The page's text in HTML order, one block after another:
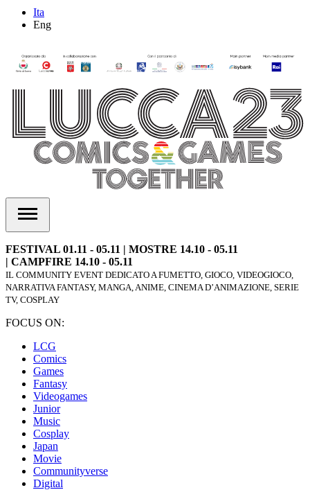
Ita
Eng
FESTIVAL 01.11 - 05.11 | MOSTRE 14.10 - 05.11
| CAMPFIRE 14.10 - 05.11
IL COMMUNITY EVENT DEDICATO A FUMETTO, GIOCO, VIDEOGIOCO,
NARRATIVA FANTASY, MANGA, ANIME, CINEMA D’ANIMAZIONE, SERIE
TV, COSPLAY
FOCUS ON:
LCG
Comics
Games
Fantasy
Videogames
Junior
Music
Cosplay
Japan
Movie
Communityverse
Digital